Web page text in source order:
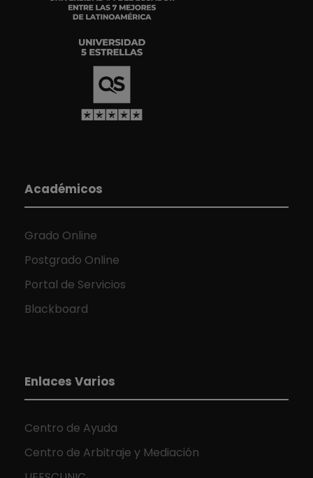
Académicos
Grado Online
Postgrado Online
Portal de Servicios
Blackboard
Enlaces Varios
Centro de Ayuda
Centro de Arbitraje y Mediación